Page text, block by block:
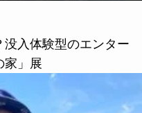
入体験型のエンター
家」展